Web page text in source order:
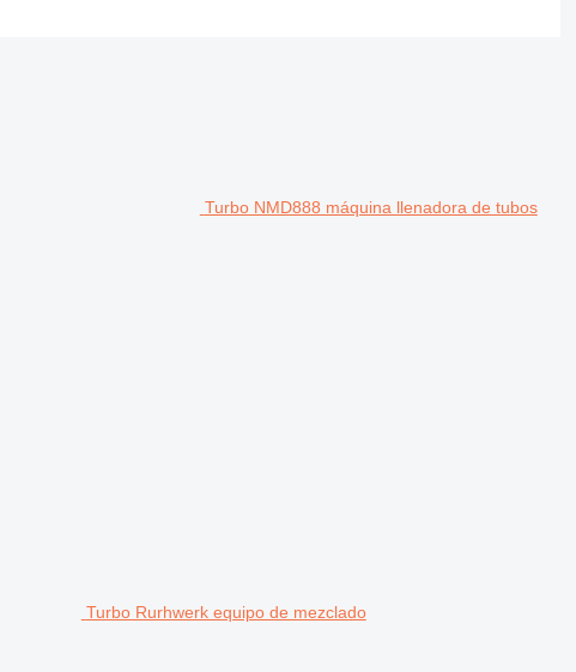
Turbo NMD888 máquina llenadora de tubos
Turbo Rurhwerk equipo de mezclado